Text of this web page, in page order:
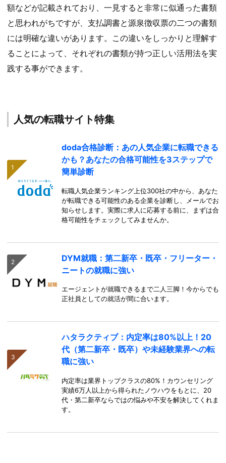
額などが記載されており、一見すると非常に似通った書類
と思われがちですが、支払調書と源泉徴収票の二つの書類
には明確な違いがあります。この違いをしっかりと理解す
ることによって、それぞれの書類が持つ正しい活用法を実
践する事ができます。
人気の転職サイト特集
doda合格診断：あの人気企業に転職できる
かも？あなたの合格可能性を3ステップで
簡単診断
転職人気企業ランキング上位300社の中から、あなた
が転職できる可能性のある企業を診断し、メールでお
知らせします。実際に求人に応募する前に、まずは合
格可能性をチェックしてみませんか。
DYM就職：第二新卒・既卒・フリーター・
ニートの就職に強い
エージェントが就職できるまで二人三脚！今からでも
正社員としての就活が間に合います。
ハタラクティブ：内定率は80%以上！20
代（第二新卒・既卒）や未経験業界への転
職に強い
内定率は業界トップクラスの80%！カウンセリング
実績6万人以上から得られたノウハウをもとに、20
代・第二新卒ならではの悩みや不安を解決してくれま
す。